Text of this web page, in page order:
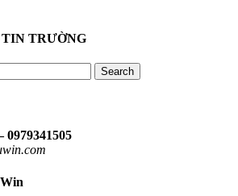
TRƯỜNG
0979341505